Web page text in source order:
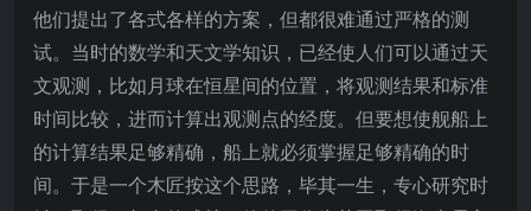
他们提出了各式各样的方案，但都很难通过严格的测
试。当时的数学和天文学知识，已经使人们可以通过天
文观测，比如月球在恒星间的位置，将观测结果和标准
时间比较，进而计算出观测点的经度。但要想使舰船上
的计算结果足够精确，船上就必须掌握足够精确的时
间。于是一个木匠按这个思路，毕其一生，专心研究时